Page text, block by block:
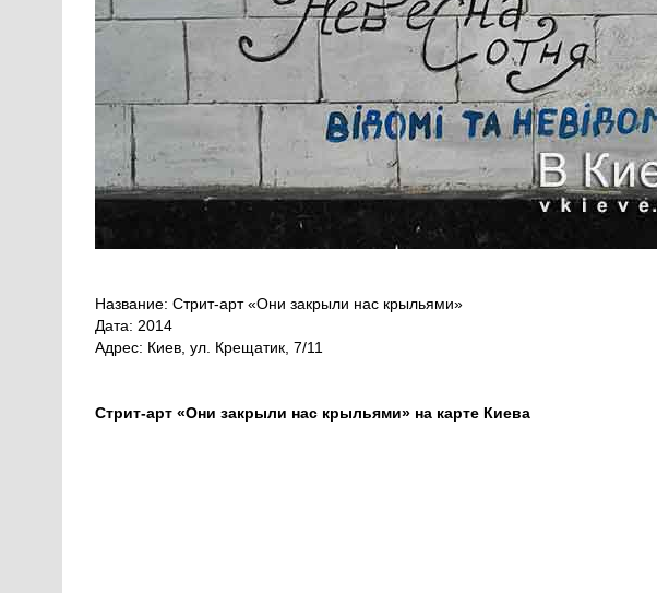
Название: Стрит-арт «Они закрыли нас крыльями»
Дата: 2014
Адрес: Киев, ул. Крещатик, 7/11
Стрит-арт «Они закрыли нас крыльями» на карте Киева